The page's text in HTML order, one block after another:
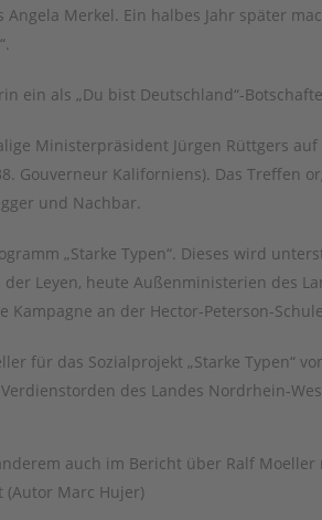
Merkel. Ein halbes Jahr später
ein als „Du bist Deutschland“-
Ministerpräsident Jürgen Rüttgers
Gouverneur Kaliforniens). Das Treffen
und Nachbar.
„Starke Typen“. Dieses wird
Leyen, heute Außenministerien des
Kampagne an der Hector-Peterson-
für das Sozialprojekt „Starke Typen“
des Landes Nordrhein-
auch im Bericht über Ralf Moeller
Marc Hujer)